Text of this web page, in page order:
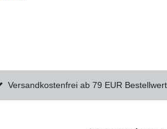
Versandkostenfrei ab 79 EUR Bestellwert